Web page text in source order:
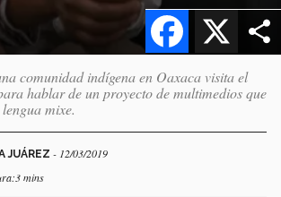
X
Facebook
comunidad indígena en Oaxaca visita el
hablar de un proyecto de multimedios que
mixe.
JUÁREZ - 12/03/2019
mins